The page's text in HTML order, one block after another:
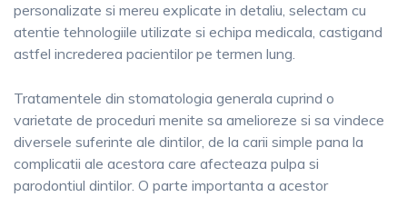
personalizate si mereu explicate in detaliu, selectam cu
atentie tehnologiile utilizate si echipa medicala, castigand
astfel increderea pacientilor pe termen lung.
Tratamentele din stomatologia generala cuprind o
varietate de proceduri menite sa amelioreze si sa vindece
diversele suferinte ale dintilor, de la carii simple pana la
complicatii ale acestora care afecteaza pulpa si
parodontiul dintilor. O parte importanta a acestor